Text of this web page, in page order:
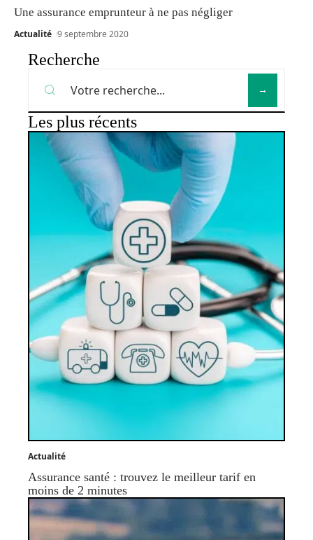
Une assurance emprunteur à ne pas négliger
Actualité 9 septembre 2020
Recherche
Les plus récents
Actualité
Assurance santé : trouvez le meilleur tarif en
moins de 2 minutes